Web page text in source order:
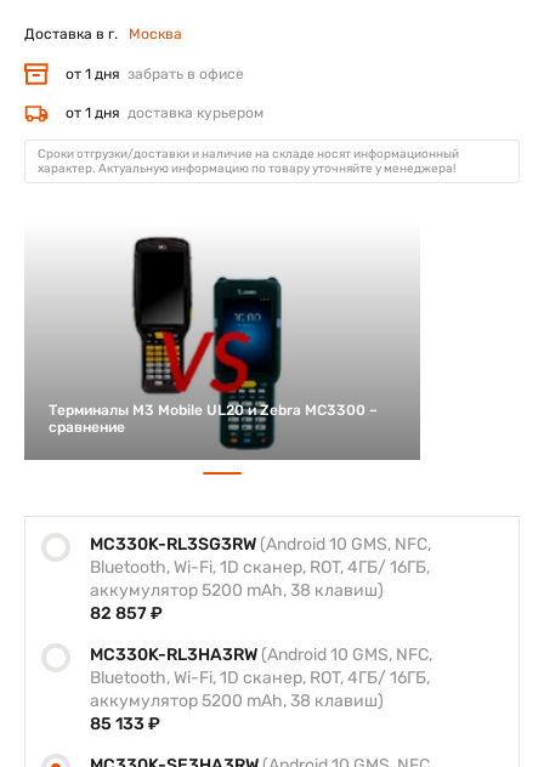
MC330K-RL3SG3RW (Android 10 GMS, NFC,
Bluetooth, Wi-Fi, 1D сканер, ROT, 4ГБ/ 16ГБ,
аккумулятор 5200 mAh, 38 клавиш)
82 857 ₽
MC330K-RL3HA3RW (Android 10 GMS, NFC,
Bluetooth, Wi-Fi, 1D сканер, ROT, 4ГБ/ 16ГБ,
аккумулятор 5200 mAh, 38 клавиш)
85 133 ₽
Доставка в г. Москва
от 1 дня забрать в офисе
от 1 дня доставка курьером
Сроки отгрузки/доставки и наличие на складе носят информационный
характер. Актуальную информацию по товару уточняйте у менеджера!
Терминалы M3 Mobile UL20 и Zebra MC3300 –
сравнение